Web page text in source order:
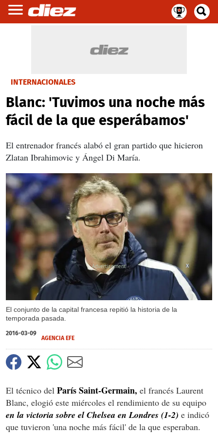
INTERNACIONALES
Blanc: 'Tuvimos una noche más
fácil de la que esperábamos'
El entrenador francés alabó el gran partido que hicieron
Zlatan Ibrahimovic y Ángel Di María.
El conjunto de la capital francesa repitió la historia de la
temporada pasada.
X
2016-03-09
AGENCIA EFE
El técnico del París Saint-Germain, el francés Laurent
Blanc, elogió este miércoles el rendimiento de su equipo
en la victoria sobre el Chelsea en Londres (1-2) e indicó
que tuvieron 'una noche más fácil' de la que esperaban.